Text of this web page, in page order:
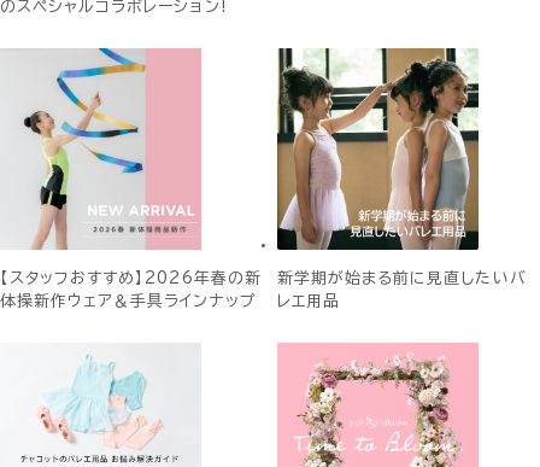
のスペシャルコラボレーション!
【スタッフおすすめ】2026年春の新
体操新作ウェア＆手具ラインナップ
新学期が始まる前に見直したいバ
レエ用品